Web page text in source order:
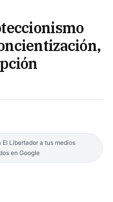
El Libertador a tus medios
en Google